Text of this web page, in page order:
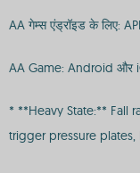
AA गेम्स एंड्रॉइड के लिए:
AA Game: Android और
* **Heavy State:** Fall
trigger pressure